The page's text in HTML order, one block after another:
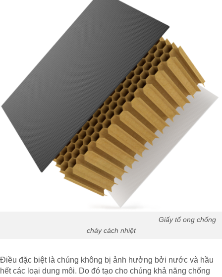
Giấy tổ ong chống
cháy cách nhiệt
Điều đặc biệt là chúng không bị ảnh hưởng bởi nước và hầu
hết các loại dung môi. Do đó tạo cho chúng khả năng chống